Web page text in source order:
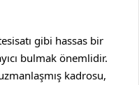
gibi hassas bir
bulmak önemlidir.
kadrosu,